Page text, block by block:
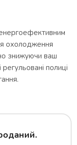
охолодження
знижуючи ваш
полиці